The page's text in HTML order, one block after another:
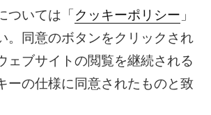
ついては「 クッキーポリシー 」
。同意のボタンをクリックされ
ェブサイトの閲覧を継続される
ーの仕様に同意されたものと致